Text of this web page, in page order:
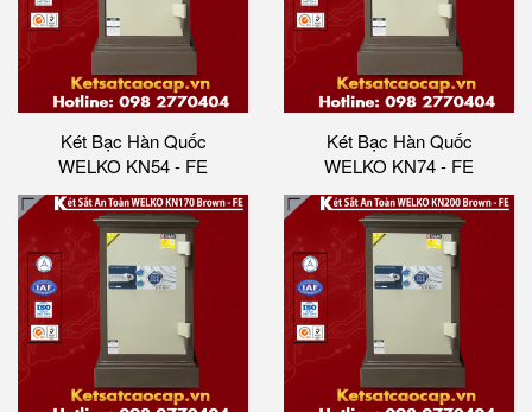
Két Bạc Hàn Quốc
WELKO KN54 - FE
Két Bạc Hàn Quốc
WELKO KN74 - FE